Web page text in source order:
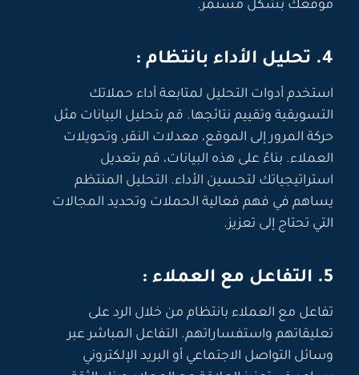
موقعك بشكل مستمر.
4. تحليل الأداء بانتظام :
استخدم أدوات التحليل لمتابعة أداء حملاتك
التسويقية وتقييم نتائجها. قم بتحليل البيانات مثل
حركة المرور إلى الموقع، معدلات النقر، وتحويلات
العملاء. بناءً على هذه البيانات، قم بتعديل
استراتيجياتك لتحسين الأداء. التحليل المنتظم
يساهم في فهم فعالية الحملات وتحديد المجالات
التي تحتاج إلى تعزيز.
5. التفاعل مع العملاء :
تفاعل مع العملاء بانتظام من خلال الرد على
تعليقاتهم واستفساراتهم. التفاعل المباشر عبر
وسائل التواصل الاجتماعي أو البريد الإلكتروني